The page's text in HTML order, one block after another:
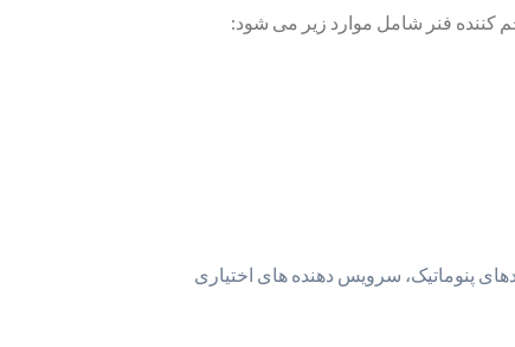
کننده فنر شامل موارد زیر می شود:
پنوماتیک، سرویس دهنده های اختیاری